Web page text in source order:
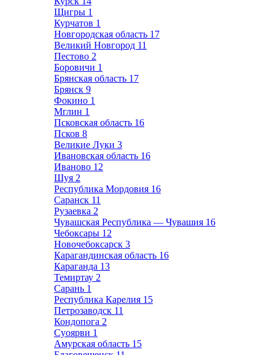
Щигры 1
Курчатов 1
Новгородская область 17
Великий Новгород 11
Пестово 2
Боровичи 1
Брянская область 17
Брянск 9
Фокино 1
Мглин 1
Псковская область 16
Псков 8
Великие Луки 3
Ивановская область 16
Иваново 12
Шуя 2
Республика Мордовия 16
Саранск 11
Рузаевка 2
Чувашская Республика — Чувашия 16
Чебоксары 12
Новочебоксарск 3
Карагандинская область 16
Караганда 13
Темиртау 2
Сарань 1
Республика Карелия 15
Петрозаводск 11
Кондопога 2
Суоярви 1
Амурская область 15